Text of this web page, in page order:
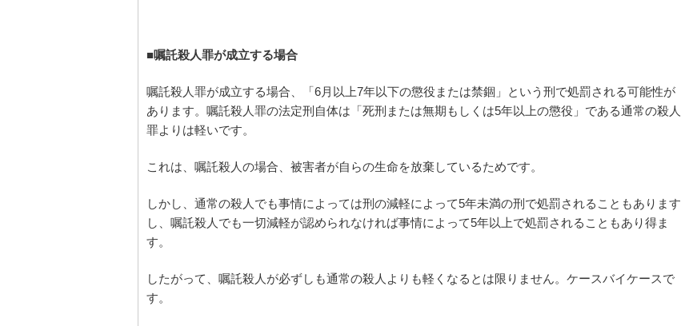
■嘱託殺人罪が成立する場合
嘱託殺人罪が成立する場合、「6月以上7年以下の懲役または禁錮」という刑で処罰される可能性が
あります。嘱託殺人罪の法定刑自体は「死刑または無期もしくは5年以上の懲役」である通常の殺人
罪よりは軽いです。
これは、嘱託殺人の場合、被害者が自らの生命を放棄しているためです。
しかし、通常の殺人でも事情によっては刑の減軽によって5年未満の刑で処罰されることもあります
し、嘱託殺人でも一切減軽が認められなければ事情によって5年以上で処罰されることもあり得ま
す。
したがって、嘱託殺人が必ずしも通常の殺人よりも軽くなるとは限りません。ケースバイケースで
す。